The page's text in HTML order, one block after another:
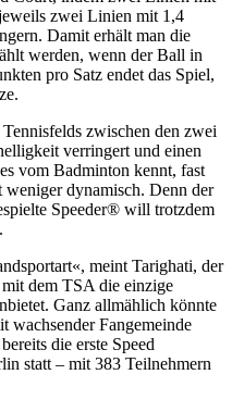
zwei Linien mit 1,4
Damit erhält man die
werden, wenn der Ball in
pro Satz endet das Spiel,
zwischen den zwei
verringert und einen
vom Badminton kennt, fast
weniger dynamisch. Denn der
Speeder® will trotzdem
meint Tarighati, der
dem TSA die einzige
Ganz allmählich könnte
wachsender Fangemeinde
die erste Speed
statt – mit 383 Teilnehmern